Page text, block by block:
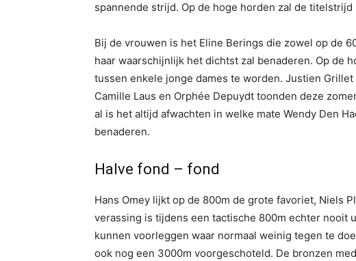
spannende strijd. Op de hoge horden zal de
Bij de vrouwen is het Eline Berings die zowel op de
haar waarschijnlijk het dichtst zal benaderen. Op de
tussen enkele jonge dames te worden. Justien
Camille Laus en Orphée Depuydt toonden deze
al is het altijd afwachten in welke mate Wendy Den
benaderen.
Halve fond – fond
Hans Omey lijkt op de 800m de grote favoriet, Niels
verassing is tijdens een tactische 800m echter nooit
kunnen voorleggen waar normaal weinig tegen te
ook nog een 3000m voorgeschoteld. De bronzen